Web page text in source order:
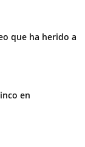
que ha herido a
en